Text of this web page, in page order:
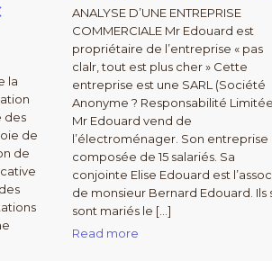
la
des
de
de
ANALYSE D’UNE ENTREPRISE
COMMERCIALE Mr Edouard est
propriétaire de l’entreprise « pas
clalr, tout est plus cher » Cette
entreprise est une SARL (Société
Anonyme ? Responsabilité
Mr Edouard vend de
l’électroménager. Son entreprise
composée de 15 salariés. Sa
conjointe Elise Edouard est
de monsieur Bernard Edouard. Ils
sont mariés le […]
Read more